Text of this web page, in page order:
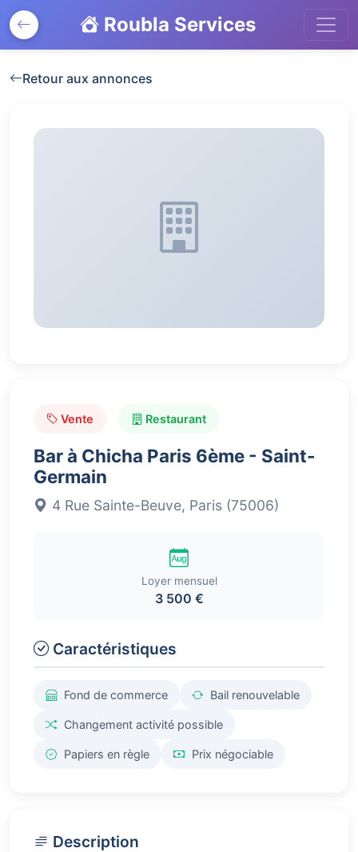
Roubla Services
Retour aux annonces
Vente Restaurant
Bar à Chicha Paris 6ème - Saint-
Germain
4 Rue Sainte-Beuve, Paris (75006)
Loyer mensuel
3 500 €
Caractéristiques
Fond de commerce Bail renouvelable
Changement activité possible
Papiers en règle Prix négociable
Description